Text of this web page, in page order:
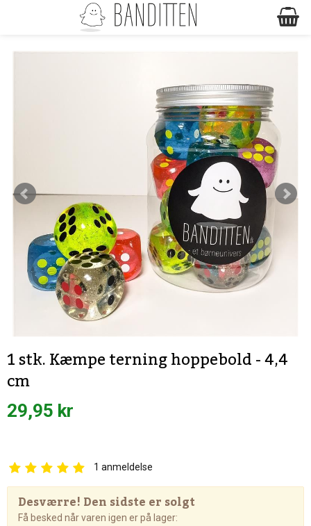
1 stk. Kæmpe terning hoppebold - 4,4
cm
29,95 kr
1 anmeldelse
Desværre! Den sidste er solgt
Få besked når varen igen er på lager: